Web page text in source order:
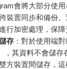
會將大部分使
裝置同步和備份
行加密處理，保障
存 ：對於使用端
，其資料不會儲存
方裝置間儲存，